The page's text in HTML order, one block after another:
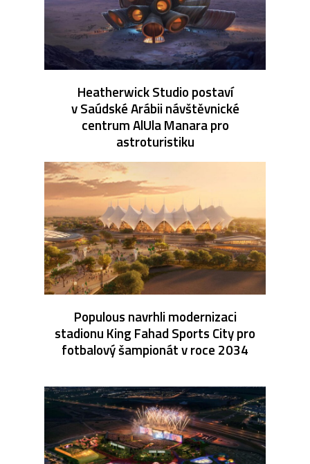
Heatherwick Studio postaví
v Saúdské Arábii návštěvnické
centrum AlUla Manara pro
astroturistiku
Populous navrhli modernizaci
stadionu King Fahad Sports City pro
fotbalový šampionát v roce 2034